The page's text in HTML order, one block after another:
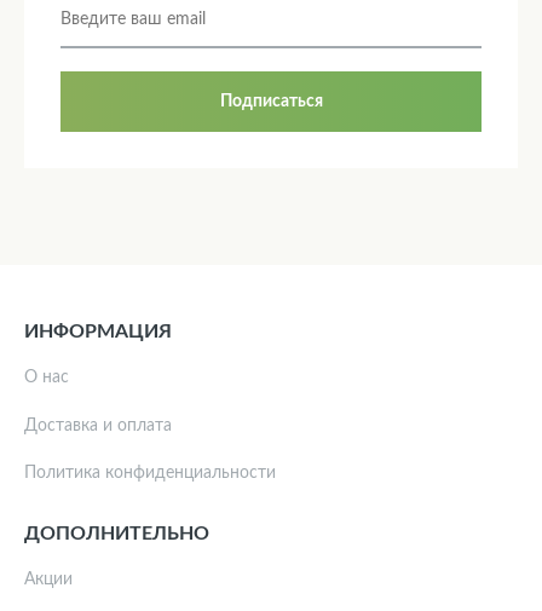
Подписаться
ИНФОРМАЦИЯ
О нас
Доставка и оплата
Политика конфиденциальности
ДОПОЛНИТЕЛЬНО
Акции